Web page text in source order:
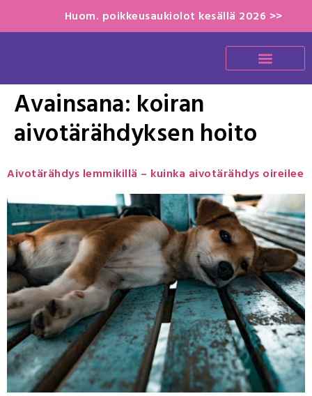
Huom. poikkeusaukiolot kesällä 2026 >>
Avainsana: koiran
aivotärähdyksen hoito
Aivotärähdys lemmikillä – kuinka aivotärähdys oireilee